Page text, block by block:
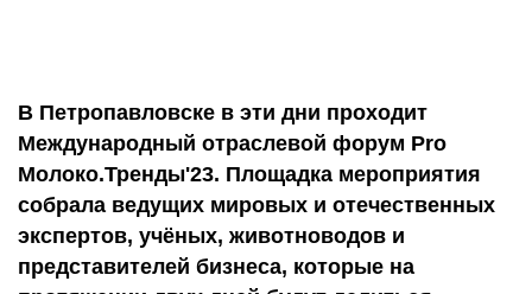
В Петропавловске в эти дни проходит
Международный отраслевой форум Pro
Молоко.Тренды'23. Площадка мероприятия
собрала ведущих мировых и отечественных
экспертов, учёных, животноводов и
представителей бизнеса, которые на